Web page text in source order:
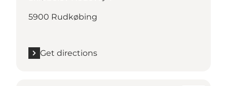
5900 Rudkøbing
Get directions